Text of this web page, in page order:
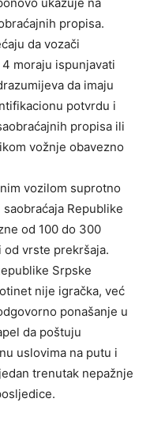
propisa.
da vozači
moraju ispunjavati
da imaju
potvrdu i
propisa ili
vožnje obavezno
vozilom suprotno
Republike
od 100 do 300
vrste prekršaja.
Srpske
nije igračka, već
ponašanje u
da poštuju
uslovima na putu i
trenutak nepažnje